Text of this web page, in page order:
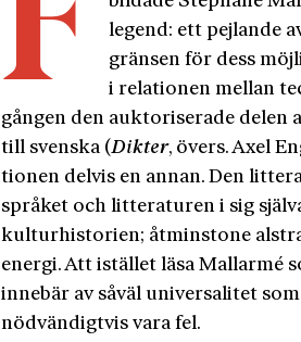
F
legend: ett pejlande
gränsen för dess
i relationen mellan
gången den auktoriserade
till svenska (Dikter, övers. Axel
tionen delvis en annan. Den
språket och litteraturen i sig
kulturhistorien; åtminstone
energi. Att istället läsa Mallarmé
innebär av såväl universalitet
nödvändigtvis vara fel.